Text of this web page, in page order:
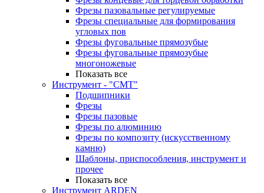
Фрезы пазовальные регулируемые
Фрезы специальные для формирования
угловых пов
Фрезы фуговальные прямозубые
Фрезы фуговальные прямозубые
многоножевые
Показать все
Инструмент - "СМТ"
Подшипники
Фрезы
Фрезы пазовые
Фрезы по алюминию
Фрезы по композиту (искусственному
камню)
Шаблоны, приспособления, инструмент и
прочее
Показать все
Инструмент ARDEN